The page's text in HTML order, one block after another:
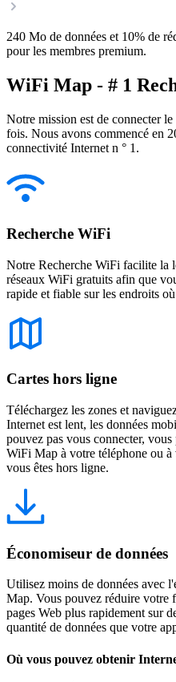
240 Mo de données et 10% de
pour les membres premium.
WiFi Map - # 1
Notre mission est de connecter
fois. Nous avons commencé en
connectivité Internet n ° 1.
Recherche WiFi
Notre Recherche WiFi facilite la
réseaux WiFi gratuits afin que
rapide et fiable sur les endroits
Cartes hors ligne
Téléchargez les zones et
Internet est lent, les données
pouvez pas vous connecter,
WiFi Map à votre téléphone ou
vous êtes hors ligne.
Économiseur de données
Utilisez moins de données avec
Map. Vous pouvez réduire votre
pages Web plus rapidement sur
quantité de données que votre
Où vous pouvez obtenir